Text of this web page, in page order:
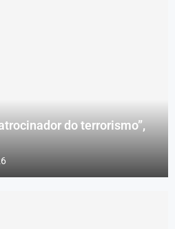
do terrorismo”,